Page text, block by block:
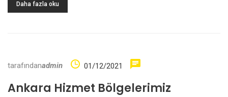
Daha fazla oku
tarafındanadmin 01/12/2021
Ankara Hizmet Bölgelerimiz